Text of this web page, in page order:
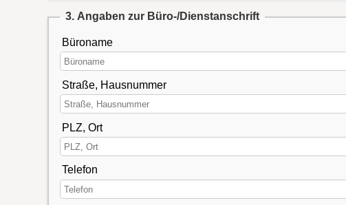
3. Angaben zur Büro-/Dienstanschrift
Büroname
Straße, Hausnummer
PLZ, Ort
Telefon